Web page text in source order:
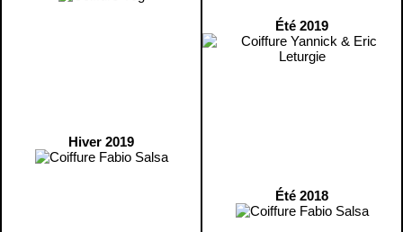
Hiver 2019
Été 2019
Été 2018